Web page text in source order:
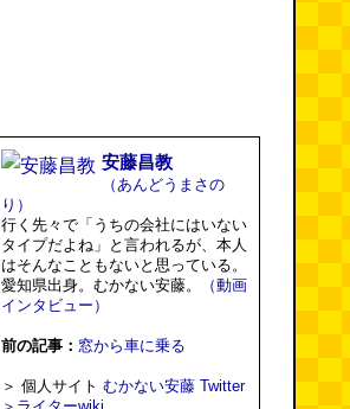
安藤昌教
（あんどうまさの
り）
行く先々で「うちの会社にはいない
タイプだよね」と言われるが、本人
はそんなこともないと思っている。
愛知県出身。むかない安藤。
（動画
インタビュー）
前の記事： 窓から車に乗る
＞ 個人サイト むかない安藤 Twitter